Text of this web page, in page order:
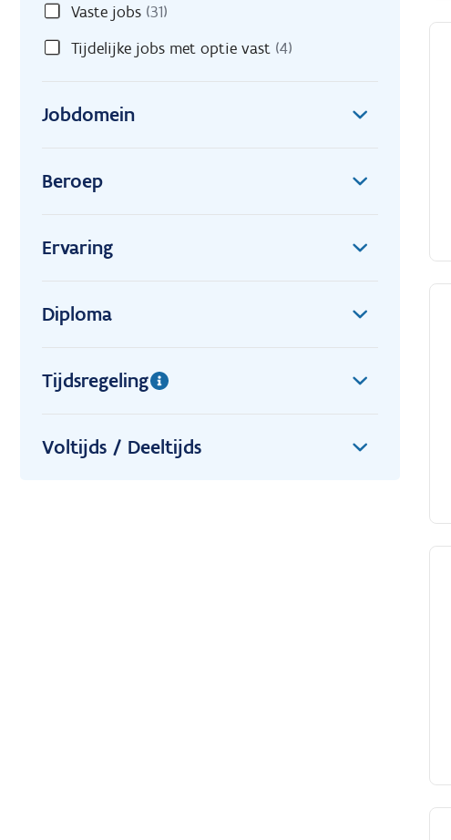
Vaste jobs (31)
Tijdelijke jobs met optie vast (4)
Jobdomein
Beroep
Ervaring
Diploma
Tijdsregeling
Voltijds / Deeltijds